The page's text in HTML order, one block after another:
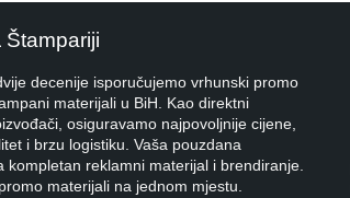
Štampariji
decenije isporučujemo vrhunski promo
materijali u BiH. Kao direktni
osiguravamo najpovoljnije cijene,
i brzu logistiku. Vaša pouzdana
kompletan reklamni materijal i brendiranje.
materijali na jednom mjestu.